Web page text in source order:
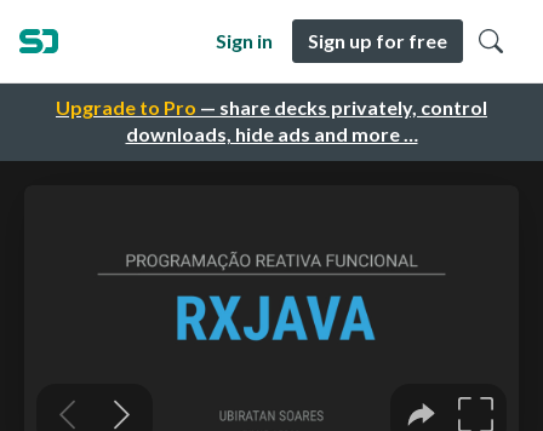
Upgrade to Pro — share decks privately, control
downloads, hide ads and more …
Sign in Sign up for free